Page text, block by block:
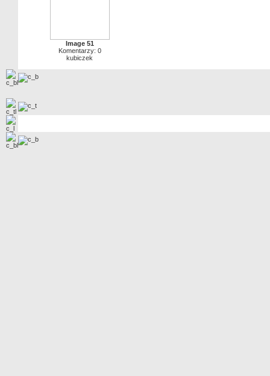
Image 51
Komentarzy: 0
kubiczek